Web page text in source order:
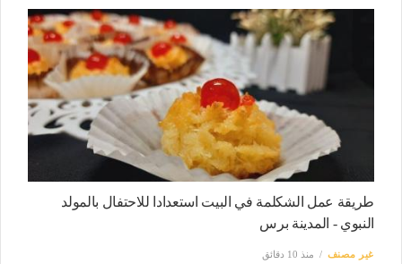
طريقة عمل الشكلمة في البيت استعدادا للاحتفال بالمولد
النبوي - المدينة برس
غير مصنف منذ 10 دقائق